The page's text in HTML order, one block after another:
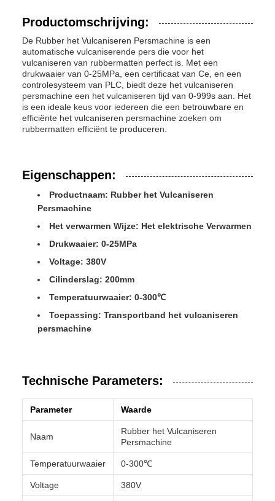
Productomschrijving:
De Rubber het Vulcaniseren Persmachine is een
automatische vulcaniserende pers die voor het
vulcaniseren van rubbermatten perfect is. Met een
drukwaaier van 0-25MPa, een certificaat van Ce, en een
controlesysteem van PLC, biedt deze het vulcaniseren
persmachine een het vulcaniseren tijd van 0-999s aan. Het
is een ideale keus voor iedereen die een betrouwbare en
efficiënte het vulcaniseren persmachine zoeken om
rubbermatten efficiënt te produceren.
Eigenschappen:
Productnaam: Rubber het Vulcaniseren
Persmachine
Het verwarmen Wijze: Het elektrische Verwarmen
Drukwaaier: 0-25MPa
Voltage: 380V
Cilinderslag: 200mm
Temperatuurwaaier: 0-300℃
Toepassing: Transportband het vulcaniseren
persmachine
Technische Parameters:
Parameter Waarde
Naam
Rubber het Vulcaniseren
Persmachine
Temperatuurwaaier 0-300℃
Voltage 380V